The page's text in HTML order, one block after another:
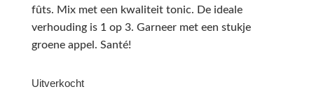
fûts. Mix met een kwaliteit tonic. De ideale
verhouding is 1 op 3. Garneer met een stukje
groene appel. Santé!
Uitverkocht